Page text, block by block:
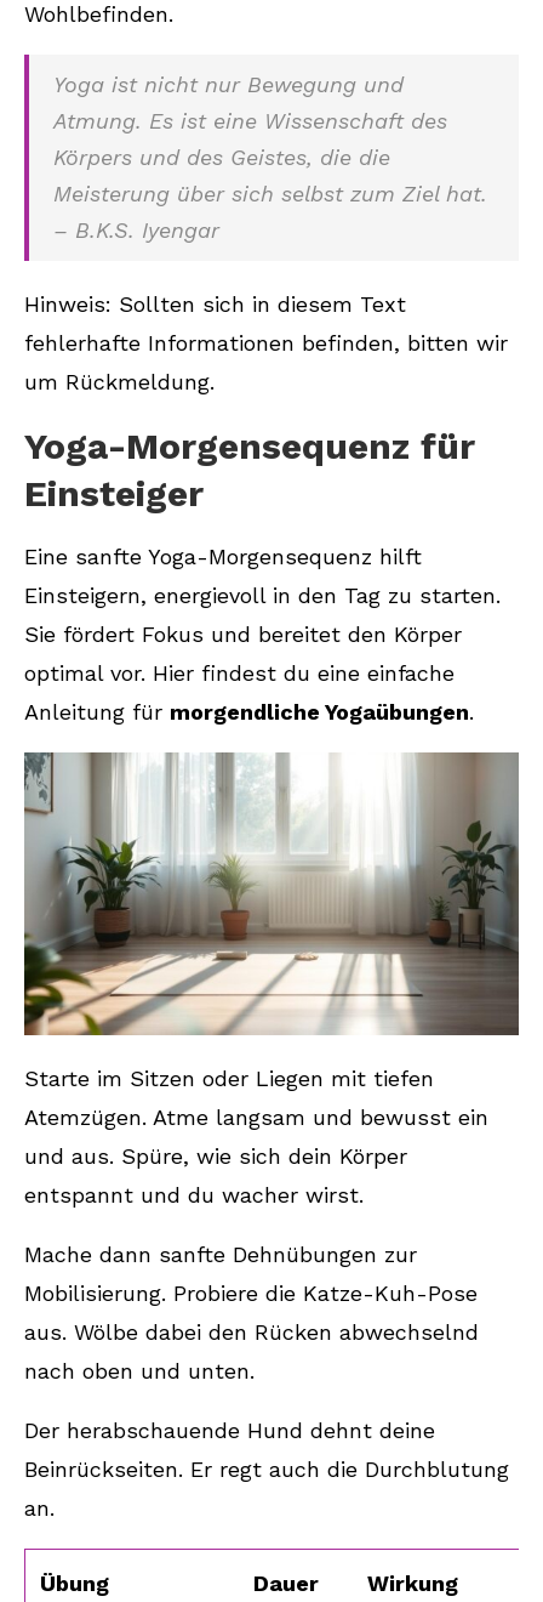
Wohlbefinden.
Yoga ist nicht nur Bewegung und
Atmung. Es ist eine Wissenschaft des
Körpers und des Geistes, die die
Meisterung über sich selbst zum Ziel hat.
– B.K.S. Iyengar
Hinweis: Sollten sich in diesem Text
fehlerhafte Informationen befinden, bitten wir
um Rückmeldung.
Yoga-Morgensequenz für
Einsteiger
Eine sanfte Yoga-Morgensequenz hilft
Einsteigern, energievoll in den Tag zu starten.
Sie fördert Fokus und bereitet den Körper
optimal vor. Hier findest du eine einfache
Anleitung für morgendliche Yogaübungen.
Starte im Sitzen oder Liegen mit tiefen
Atemzügen. Atme langsam und bewusst ein
und aus. Spüre, wie sich dein Körper
entspannt und du wacher wirst.
Mache dann sanfte Dehnübungen zur
Mobilisierung. Probiere die Katze-Kuh-Pose
aus. Wölbe dabei den Rücken abwechselnd
nach oben und unten.
Der herabschauende Hund dehnt deine
Beinrückseiten. Er regt auch die Durchblutung
an.
Übung Dauer Wirkung